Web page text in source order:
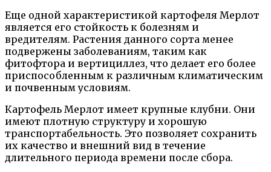
Еще одной характеристикой картофеля Мерлот
является его стойкость к болезням и
вредителям. Растения данного сорта менее
подвержены заболеваниям, таким как
фитофтора и вертициллез, что делает его более
приспособленным к различным климатическим
и почвенным условиям.
Картофель Мерлот имеет крупные клубни. Они
имеют плотную структуру и хорошую
транспортабельность. Это позволяет сохранить
их качество и внешний вид в течение
длительного периода времени после сбора.